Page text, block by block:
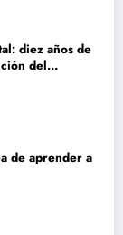
diez años de
del
de aprender a